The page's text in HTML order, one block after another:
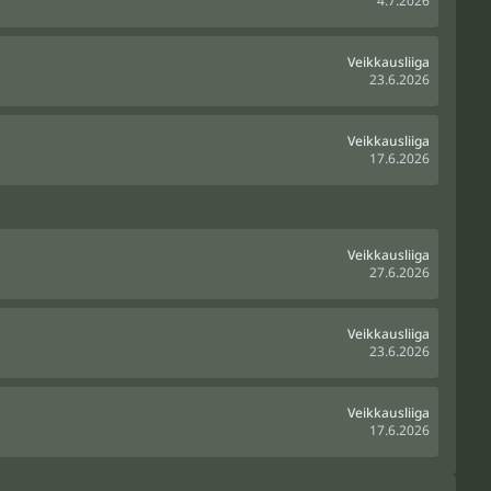
Veikkausliiga
23.6.2026
Veikkausliiga
17.6.2026
Veikkausliiga
27.6.2026
Veikkausliiga
23.6.2026
Veikkausliiga
17.6.2026